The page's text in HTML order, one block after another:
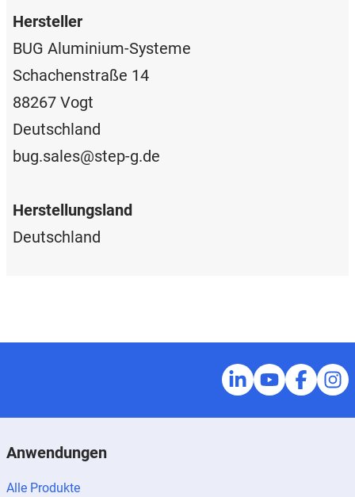
Hersteller
BUG Aluminium-Systeme
Schachenstraße 14
88267 Vogt
Deutschland
bug.sales@step-g.de
Herstellungsland
Deutschland
Anwendungen
Alle Produkte